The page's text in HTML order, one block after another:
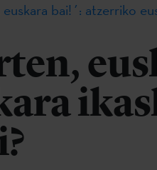
bai!´: atzerriko